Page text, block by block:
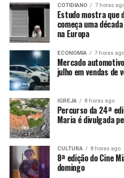
COTIDIANO 7 horas
Estudo mostra que
começa uma
na Europa
ECONOMIA 7 horas ago
Mercado
julho em vendas de
IGREJA 8 horas ago
Percurso da 24ª
Maria é divulgada
CULTURA 8 horas ago
8ª edição do Cine
domingo